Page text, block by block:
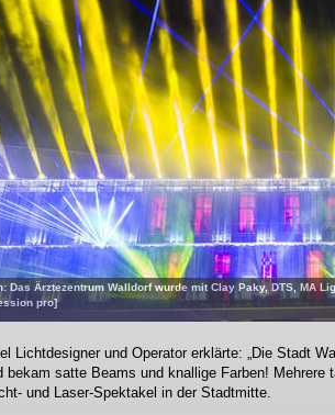
Das Ärztezentrum Walldorf wurde mit Clay Paky, DTS, MA
pro]
Lichtdesigner und Operator erklärte: „Die Stadt
bekam satte Beams und knallige Farben! Mehrere
und Laser-Spektakel in der Stadtmitte.